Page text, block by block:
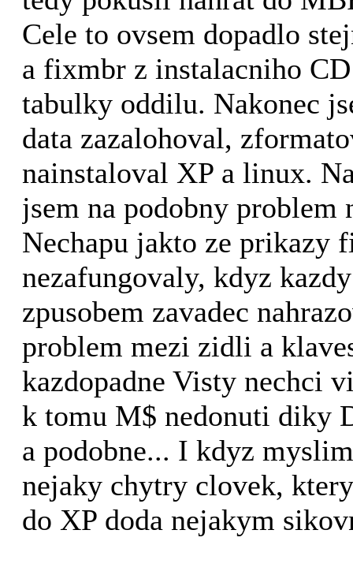
Cele to ovsem dopadlo
a fixmbr z instalacniho
tabulky oddilu. Nakonec
data zazalohoval,
nainstaloval XP a linux.
jsem na podobny problem
Nechapu jakto ze prikazy
nezafungovaly, kdyz
zpusobem zavadec
problem mezi zidli a
kazdopadne Visty nechci
k tomu M$ nedonuti diky
a podobne... I kdyz
nejaky chytry clovek,
do XP doda nejakym